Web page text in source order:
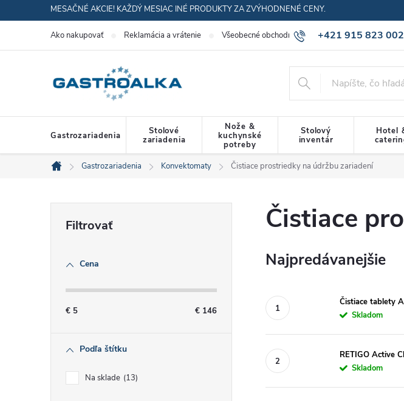
na
MESAČNÉ AKCIE! KAŽDÝ MESIAC INÉ PRODUKTY ZA ZVÝHODNENÉ CENY.
+421 915 823 002
Ako nakupovať Reklamácia a vrátenie Všeobecné obchodné podmienky Ochrana
Gastrozariadenia
Stolové
zariadenia
Nože &
kuchynské
potreby
Stolový
inventár
Hotel
Domov
Gastrozariadenia Konvektomaty Čistiace prostriedky na údržbu zariadení
Cena
€ 5 € 146
Podľa štítku
Na sklade 13
Čistiace
Najpredávanejšie
Čistiace tablety
Skladom
RETIGO Active
Skladom